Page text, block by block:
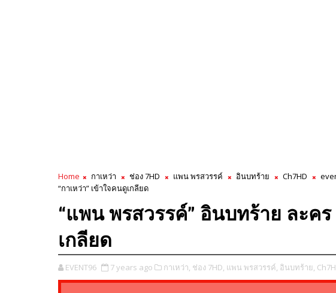
Home กาเหว่า ช่อง 7HD แพน พรสวรรค์ อินบทร้าย Ch7HD
“กาเหว่า” เข้าใจคนดูเกลียด
“แพน พรสวรรค์” อินบทร้าย ละคร
เกลียด
EVENT96 7 years ago กาเหว่า, ช่อง 7HD, แพน พรสวรรค์, อินบทร้าย,